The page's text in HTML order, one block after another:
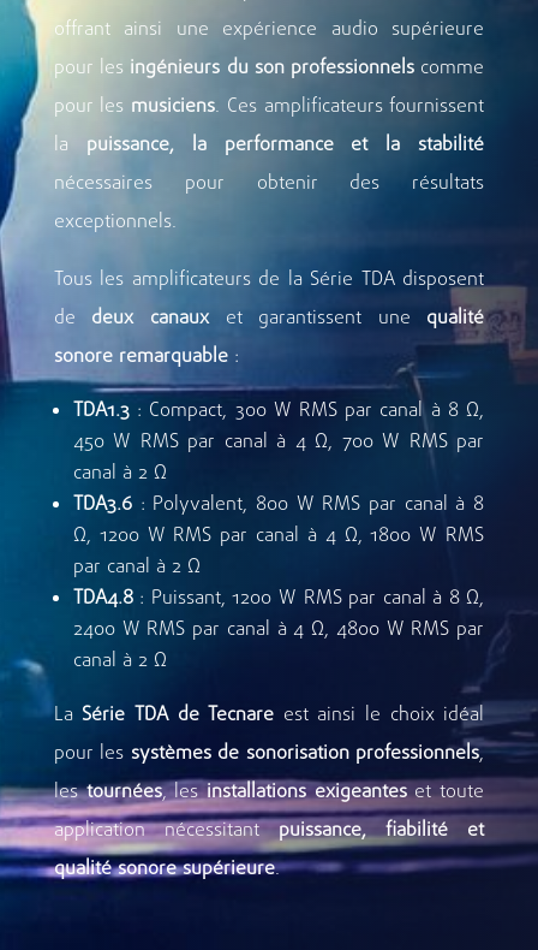
offrant ainsi une expérience audio supérieure
pour les ingénieurs du son professionnelscomme
pour les musiciens. Ces amplificateurs fournissent
la puissance, la performance et la stabilité
nécessaires pour obtenir des résultats
exceptionnels.
Tous les amplificateurs de la Série TDA disposent
de deux canauxet garantissent une qualité
sonore remarquable:
TDA1.3: Compact, 300 W RMS par canal à 8 Ω,
450 W RMS par canal à 4 Ω, 700 W RMS par
canal à 2 Ω
TDA3.6: Polyvalent, 800 W RMS par canal à 8
Ω, 1200 W RMS par canal à 4 Ω, 1800 W RMS
par canal à 2 Ω
TDA4.8: Puissant, 1200 W RMS par canal à 8 Ω,
2400 W RMS par canal à 4 Ω, 4800 W RMS par
canal à 2 Ω
La Série TDA de Tecnare est ainsi le choix idéal
pour les systèmes de sonorisation professionnels,
lestournées, lesinstallations exigeanteset toute
application nécessitantpuissance, fiabilité et
qualité sonore supérieure.